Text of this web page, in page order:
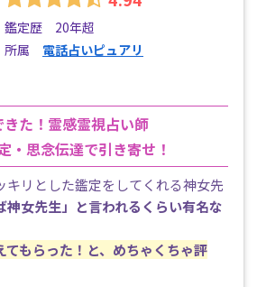
鑑定歴 20年超
所属 電話占いピュアリ
きた！霊感霊視占い師
・思念伝達で引き寄せ！
キリとした鑑定をしてくれる神女先
神女先生」と言われるくらい有名な
てもらった！と、めちゃくちゃ評